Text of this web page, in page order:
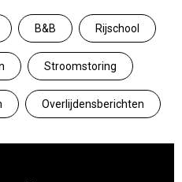
B&B Rijschool
Stroomstoring
Overlijdensberichten